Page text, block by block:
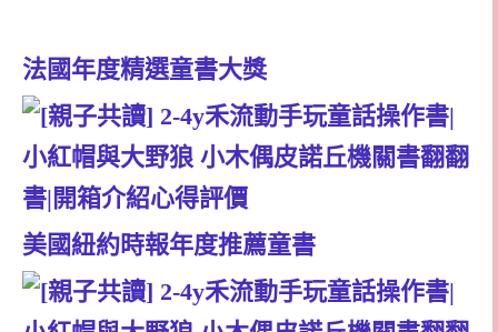
法國年度精選童書大獎
美國紐約時報年度推薦童書